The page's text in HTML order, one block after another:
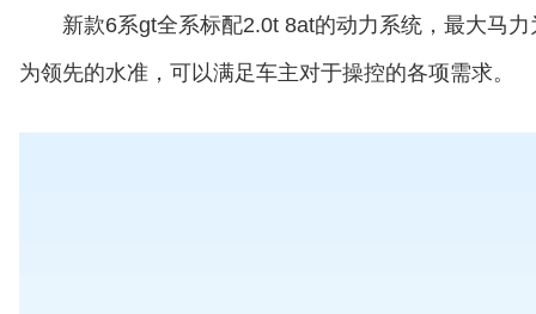
新款6系gt全系标配2.0t 8at的动力系统，最大马
为领先的水准，可以满足车主对于操控的各项需求。